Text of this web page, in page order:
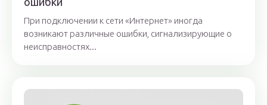
При подключении к сети «Интернет» иногда
возникают различные ошибки, сигнализирующие о
неисправностях...